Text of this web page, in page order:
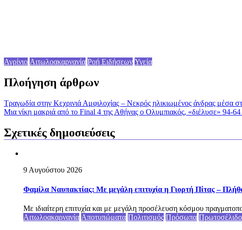
Αγρίνιο Αιτωλοακαρνανία Ροή Ειδήσεων Υγεία
Πλοήγηση άρθρων
Τραγωδία στην Κεχρινιά Αμφιλοχίας – Νεκρός ηλικιωμένος άνδρας μέσα
Μια νίκη μακριά από το Final 4 της Αθήνας ο Ολυμπιακός, «διέλυσε» 94-
Σχετικές δημοσιεύσεις
9 Αυγούστου 2026
Φαμίλα Ναυπακτίας: Με μεγάλη επιτυχία η Γιορτή Πίτας –
Με ιδιαίτερη επιτυχία και με μεγάλη προσέλευση κόσμου
Αιτωλοακαρνανία Αποτυπώματα Πολιτισμός Πρόσωπα Πρωτοσέλιδο